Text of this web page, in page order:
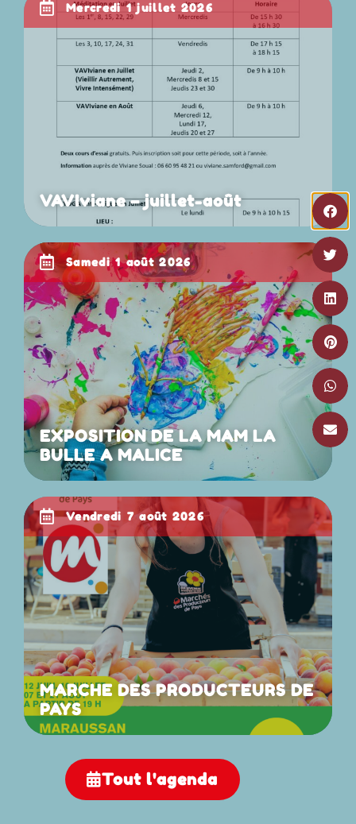
mercredi 1 juillet 2026
VAVIviane – juillet-août
samedi 1 août 2026
EXPOSITION DE LA MAM LA
BULLE A MALICE
vendredi 7 août 2026
MARCHE DES PRODUCTEURS DE
PAYS
Tout l'agenda